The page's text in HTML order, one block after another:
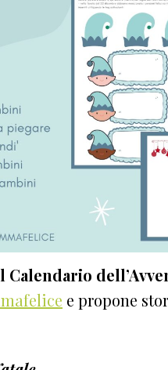
e propone